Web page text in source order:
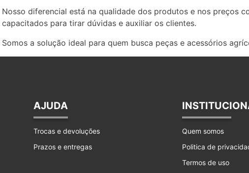
Nosso diferencial está na qualidade dos produtos e nos preços
capacitados para tirar dúvidas e auxiliar os clientes.
Somos a solução ideal para quem busca peças e acessórios
AJUDA
Trocas e devoluções
Prazos e entregas
Quem somos
Politica de
Termos de uso